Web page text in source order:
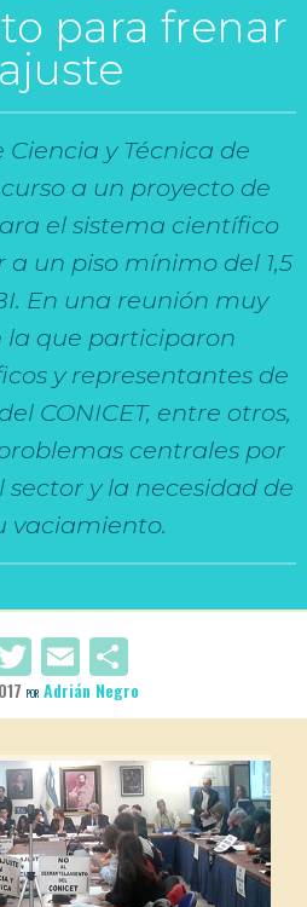
para frenar
Ciencia y Técnica de
a un proyecto de
el sistema científico
un piso mínimo del 1,5
En una reunión muy
la que participaron
y representantes de
CONICET, entre otros,
centrales por
sector y la necesidad de
vaciamiento.
Twitter
Email
POR Adrián Negro